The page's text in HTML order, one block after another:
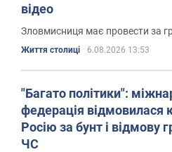
відео
Зловмисниця має провести за
Життя столиці 6.08.2026 13:53
"Багато політики":
федерація відмовилася
Росію за бунт і відмову
ЧС